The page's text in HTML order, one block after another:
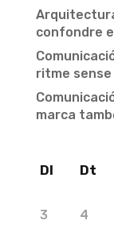
confondre
ritme
marca
Dl Dt
3
4